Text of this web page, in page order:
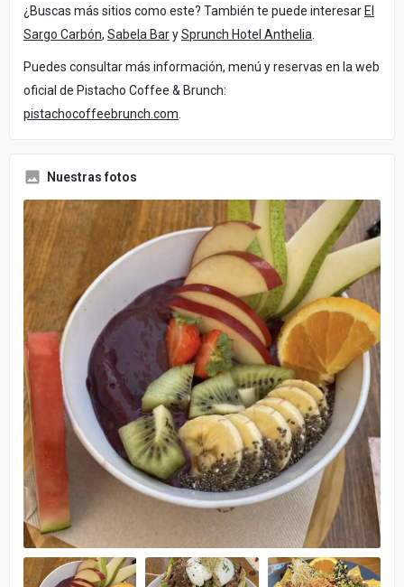
¿Buscas más sitios como este? También te puede interesar El
Sargo Carbón, Sabela BarySprunch Hotel Anthelia
Puedes consultar más información, menú y reservas en la web
oficial de Pistacho Coffee & Brunch:
pistachocoffeebrunch.com
Nuestras fotos